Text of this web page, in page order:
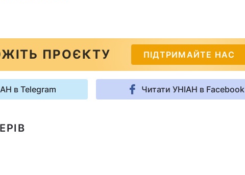
ПРОЄКТУ ПІДТРИМАЙТЕ НАС
в Telegram Читати УНІАН в Facebook